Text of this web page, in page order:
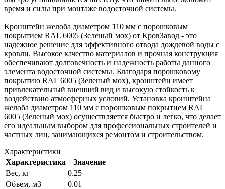
время и силы при монтаже водосточной системы.
Кронштейн желоба диаметром 110 мм с порошковым
покрытием RAL 6005 (Зеленый мох) от КровЗавод - это
надежное решение для эффективного отвода дождевой воды с
кровли. Высокое качество материалов и прочная конструкция
обеспечивают долговечность и надежность работы данного
элемента водосточной системы. Благодаря порошковому
покрытию RAL 6005 (Зеленый мох), кронштейн имеет
привлекательный внешний вид и высокую стойкость к
воздействию атмосферных условий. Установка кронштейна
желоба диаметром 110 мм с порошковым покрытием RAL
6005 (Зеленый мох) осуществляется быстро и легко, что делает
его идеальным выбором для профессиональных строителей и
частных лиц, занимающихся ремонтом и строительством.
Характеристики
Характеристика
Значение
Вес, кг
0.25
Объем, м3
0.01